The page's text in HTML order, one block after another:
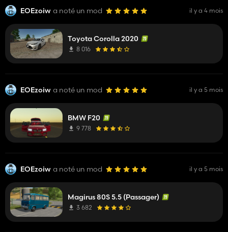
EOEzoiw a noté un mod il y a 4 mois
Toyota Corolla 2020
8 016
EOEzoiw a noté un mod il y a 5 mois
BMW F20
9 778
EOEzoiw a noté un mod il y a 5 mois
Magirus 80S 5.5 (Passager)
3 682